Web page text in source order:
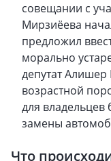
совещании с
Мирзиёева
предложил
морально
депутат
возрастной
для владельцев
замены
Что